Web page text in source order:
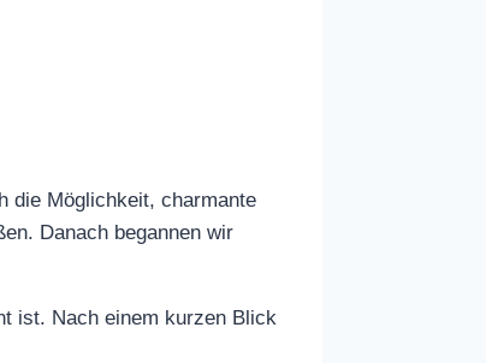
die Möglichkeit, charmante
Danach begannen wir
ist. Nach einem kurzen Blick